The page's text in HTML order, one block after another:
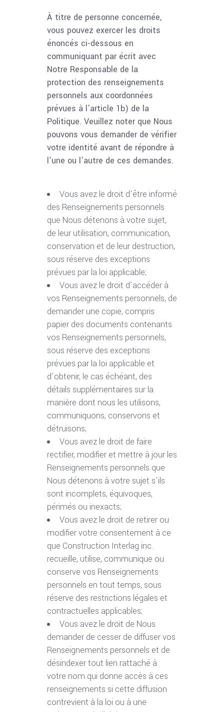
À titre de personne concernée,
vous pouvez exercer les droits
énoncés ci-dessous en
communiquant par écrit avec
Notre Responsable de la
protection des renseignements
personnels aux coordonnées
prévues à l’article 1b) de la
Politique. Veuillez noter que Nous
pouvons vous demander de vérifier
votre identité avant de répondre à
l’une ou l’autre de ces demandes.
Vous avez le droit d’être informé
des Renseignements personnels
que Nous détenons à votre sujet,
de leur utilisation, communication,
conservation et de leur destruction,
sous réserve des exceptions
prévues par la loi applicable;
Vous avez le droit d’accéder à
vos Renseignements personnels, de
demander une copie, compris
papier des documents contenants
vos Renseignements personnels,
sous réserve des exceptions
prévues par la loi applicable et
d’obtenir, le cas échéant, des
détails supplémentaires sur la
manière dont nous les utilisons,
communiquons, conservons et
détruisons;
Vous avez le droit de faire
rectifier, modifier et mettre à jour les
Renseignements personnels que
Nous détenons à votre sujet s’ils
sont incomplets, équivoques,
périmés ou inexacts;
Vous avez le droit de retirer ou
modifier votre consentement à ce
que Construction Interlag inc.
recueille, utilise, communique ou
conserve vos Renseignements
personnels en tout temps, sous
réserve des restrictions légales et
contractuelles applicables;
Vous avez le droit de Nous
demander de cesser de diffuser vos
Renseignements personnels et de
désindexer tout lien rattaché à
votre nom qui donne accès à ces
renseignements si cette diffusion
contrevient à la loi ou à une